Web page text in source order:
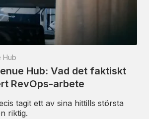
Hub
Hub: Vad det faktiskt
RevOps-arbete
tagit ett av sina hittills största
riktig.